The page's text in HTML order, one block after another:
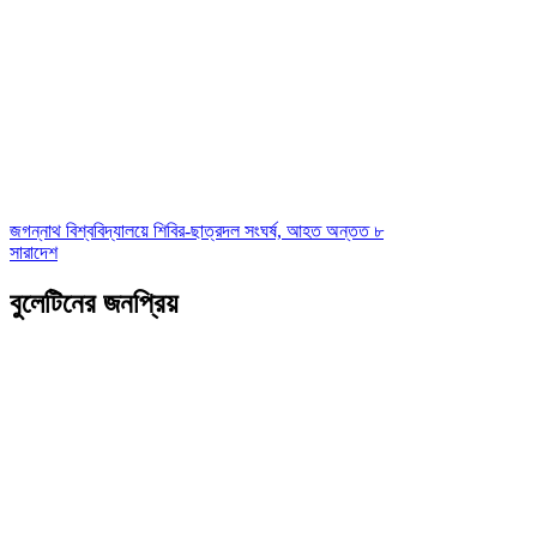
জগন্নাথ বিশ্ববিদ্যালয়ে শিবির-ছাত্রদল সংঘর্ষ, আহত অন্তত ৮
সারাদেশ
বুলেটিনের জনপ্রিয়